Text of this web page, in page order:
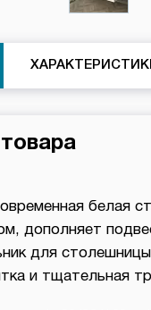
белая
дополняет
для
и тщательная